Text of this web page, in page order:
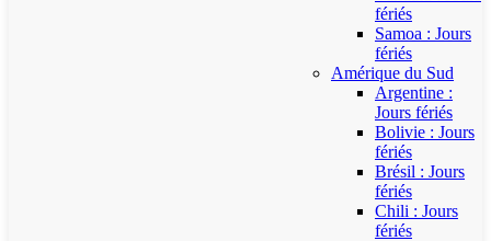
fériés
Samoa : Jours
fériés
Amérique du Sud
Argentine :
Jours fériés
Bolivie : Jours
fériés
Brésil : Jours
fériés
Chili : Jours
fériés